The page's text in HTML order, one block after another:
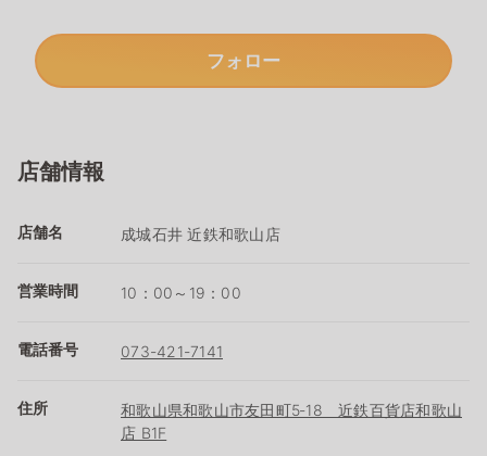
フォロー
店舗情報
店舗名 成城石井 近鉄和歌山店
営業時間 10：00～19：00
電話番号 073-421-7141
住所
和歌山県和歌山市友田町5‐18 近鉄百貨店和歌山
店 B1F